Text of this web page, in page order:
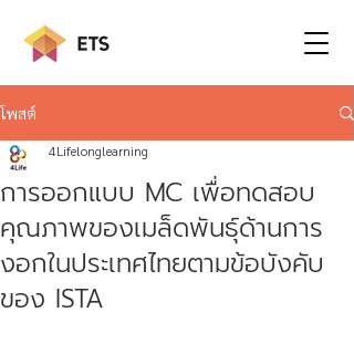
โพสต์
การออกแบบ MC เพื่อทดสอบ
คุณภาพของเมล็ดพันธุ์ด้านการ
งอกในประเทศไทยตามข้อบังคับ
ของ ISTA
4Lifelonglearning